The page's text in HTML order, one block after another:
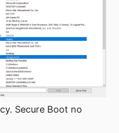
Secure Boot no